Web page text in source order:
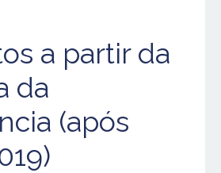
a partir da
da
(após